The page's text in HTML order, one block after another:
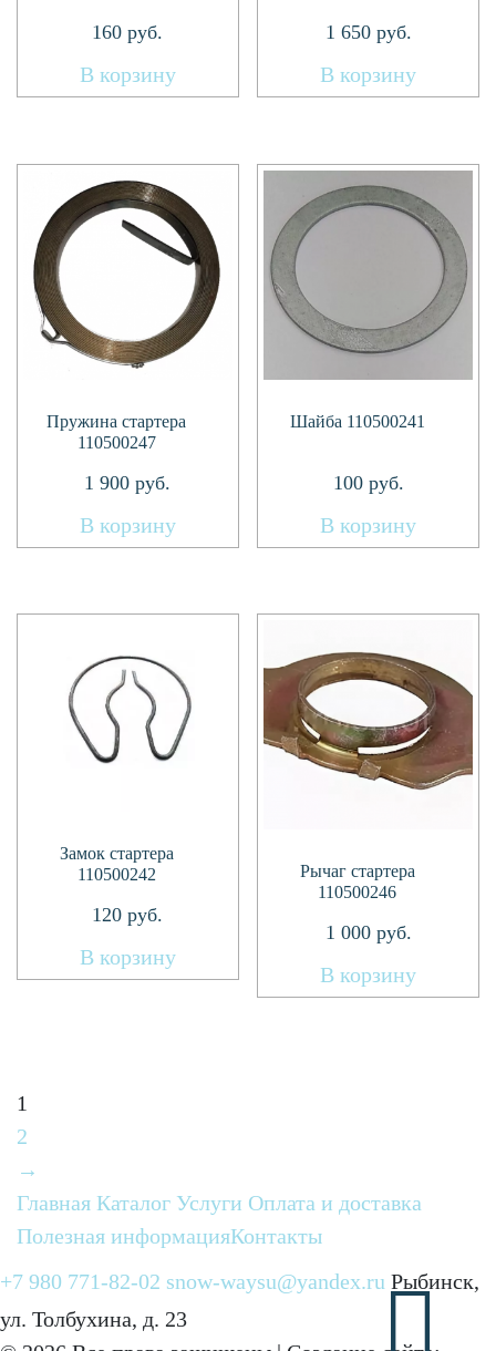
160 руб.
В корзину
1 650руб.
В корзину
Пружина стартера
110500247
1 900 руб.
В корзину
Шайба 110500241
100руб.
В корзину
Замок стартера
110500242
120 руб.
В корзину
Рычаг стартера
110500246
1 000руб.
В корзину
1
2
→
Главная Каталог Услуги Оплата и доставка
Полезная информацияКонтакты
+7 980 771-82-02 snow-waysu@yandex.ru Рыбинск,
ул. Толбухина, д. 23